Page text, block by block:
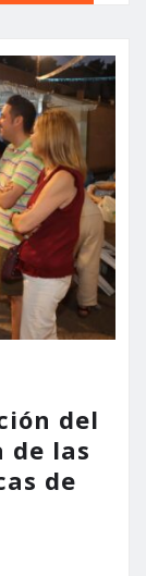
del
de las
de